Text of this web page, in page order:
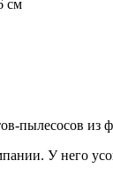
см
пылесосов из
У него